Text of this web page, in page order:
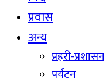
प्रवास
अन्य
प्रहरी-प्रशासन
पर्यटन